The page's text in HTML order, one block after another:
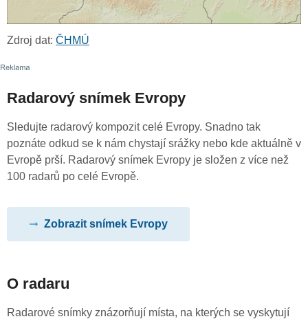
Zdroj dat: ČHMÚ
Radarový snímek Evropy
Sledujte radarový kompozit celé Evropy. Snadno tak
poznáte odkud se k nám chystají srážky nebo kde aktuálně v
Evropě prší. Radarový snímek Evropy je složen z více než
100 radarů po celé Evropě.
Zobrazit snímek Evropy
O radaru
Radarové snímky znázorňují místa, na kterých se vyskytují